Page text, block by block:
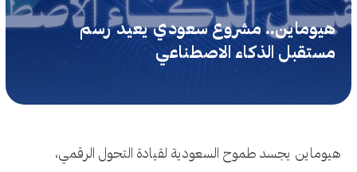
هيوماين.. مشروع سعودي يعيد رسم
مستقبل الذكاء الاصطناعي
هيوماين يجسد طموح السعودية لقيادة التحول الرقمي،